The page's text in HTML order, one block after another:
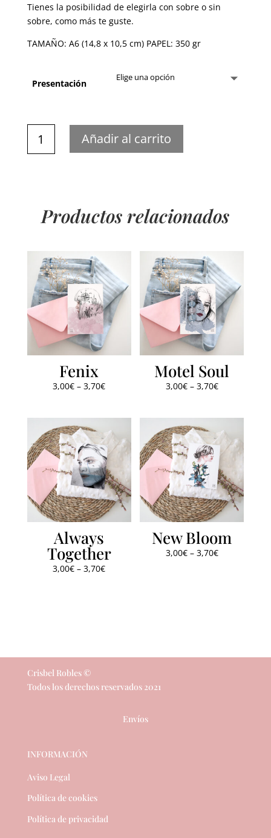
Tienes la posibilidad de elegirla con sobre o sin
sobre, como más te guste.
TAMAÑO: A6 (14,8 x 10,5 cm) PAPEL: 350 gr
Presentación
cantidad
Añadir al carrito
Productos relacionados
Fenix
3,00€ –3,70€
Motel Soul
3,00€– 3,70€
Always
Together
3,00€ –3,70€
New Bloom
3,00€– 3,70€
Crisbel Robles ©
Todos los derechos reservados 2021
Envíos
INFORMACIÓN
Aviso Legal
Política de cookies
Política de privacidad